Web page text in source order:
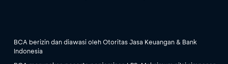
BCA berizin dan diawasi oleh Otoritas Jasa Keuangan & Bank
Indonesia